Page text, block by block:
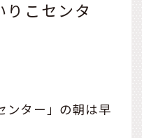
りこセンタ
ンター」の朝は早